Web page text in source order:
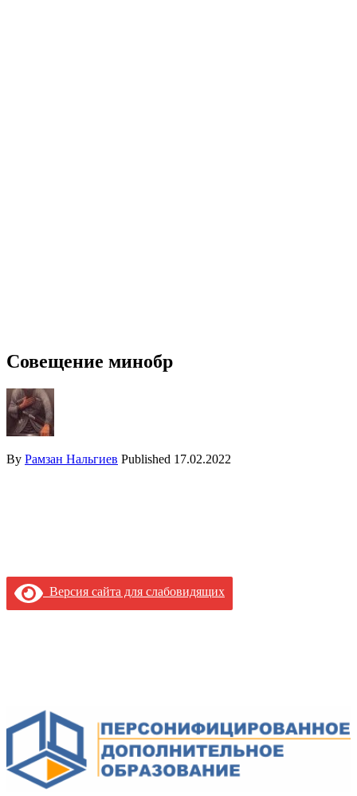
Совещение минобр
By Рамзан Нальгиев Published 17.02.2022
Версия сайта для слабовидящих